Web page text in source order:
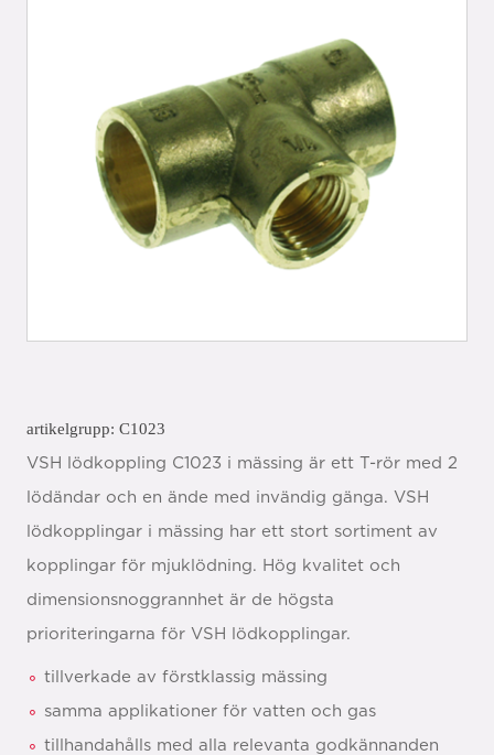
artikelgrupp: C1023
VSH lödkoppling C1023 i mässing är ett T-rör med 2
lödändar och en ände med invändig gänga. VSH
lödkopplingar i mässing har ett stort sortiment av
kopplingar för mjuklödning. Hög kvalitet och
dimensionsnoggrannhet är de högsta
prioriteringarna för VSH lödkopplingar.
tillverkade av förstklassig mässing
samma applikationer för vatten och gas
tillhandahålls med alla relevanta godkännanden